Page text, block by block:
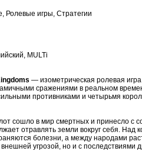
Ролевые игры, Стратегии
MULTi
— изометрическая ролевая игра
сражениями в реальном
противниками и четырьмя
сошло в мир смертных и принесло с
отравлять земли вокруг себя. Над
болезни, а между народами
угрозой, но и с последствиями